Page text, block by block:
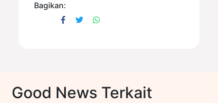
Bagikan:
Good News Terkait